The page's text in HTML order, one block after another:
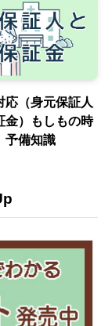
応（身元保証人
金）もしもの時
備知識